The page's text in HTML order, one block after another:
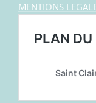
MENTIONS